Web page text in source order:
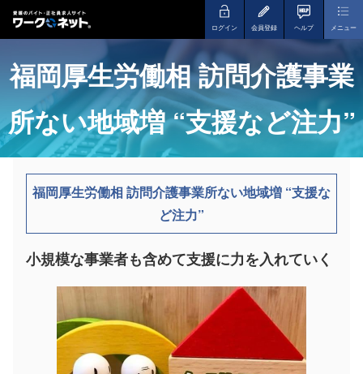
ログイン 会員登録 ヘルプ メニュー
福岡厚生労働相 訪問介護事業
所ない地域増 “支援など注力”
福岡厚生労働相 訪問介護事業所ない地域増 “支援な
ど注力”
小規模な事業者も含めて支援に力を入れていく